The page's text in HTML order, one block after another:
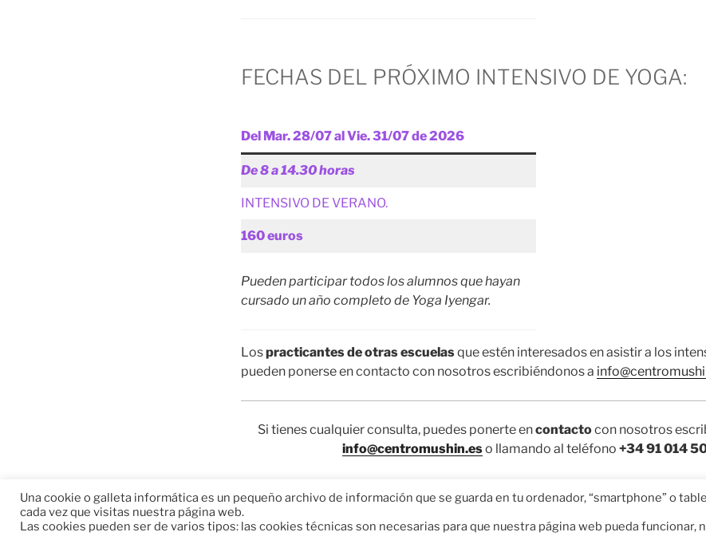
FECHAS DEL PRÓXIMO INTENSIVO DE YOGA:
Del Mar. 28/07 al Vie. 31/07 de 2026
De 8 a 14.30 horas
INTENSIVO DE VERANO.
160 euros
Pueden participar todos los alumnos que hayan
cursado un año completo de Yoga Iyengar.
Lospracticantes de otras escuelasque estén interesados en asistir a los
pueden ponerse en contacto con nosotros escribiéndonos a
Si tienes cualquier consulta, puedes ponerte encontactocon nosotros
info@centromushin.eso llamando al teléfono +34 91 014
Una cookie o galleta informática es un pequeño archivo de información que se guarda en tu ordenador, “smartphone” o
cada vez que visitas nuestra página web.
Las cookies pueden ser de varios tipos: las cookies técnicas son necesarias para que nuestra página web pueda funcionar,